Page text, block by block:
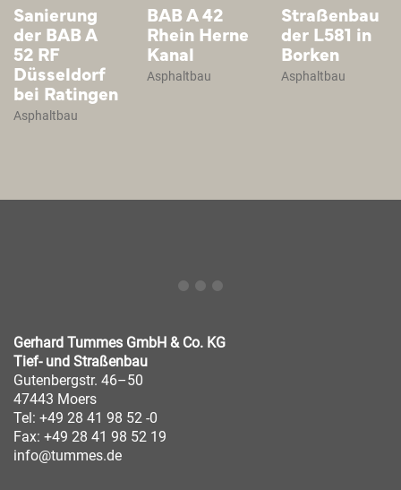
Sanierung
der BAB A
52 RF
Düsseldorf
bei Ratingen
Asphaltbau
BAB A 42
Rhein Herne
Kanal
Asphaltbau
Straßenbau
der L581 in
Borken
Asphaltbau
Gerhard Tummes GmbH & Co. KG
Tief- und Straßenbau
Gutenbergstr. 46–50
47443 Moers
Tel: +49 28 41 98 52 -0
Fax: +49 28 41 98 52 19
info@tummes.de